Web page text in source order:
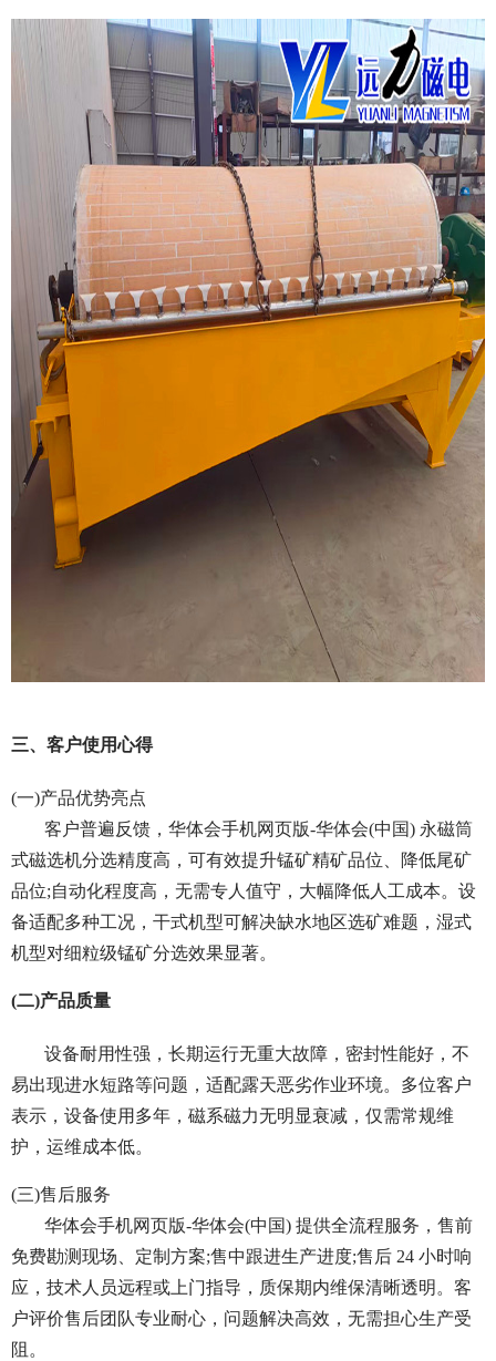
三、客户使用心得
(一)产品优势亮点
客户普遍反馈，华体会手机网页版-华体会(中国) 永磁筒
式磁选机分选精度高，可有效提升锰矿精矿品位、降低尾矿
品位;自动化程度高，无需专人值守，大幅降低人工成本。设
备适配多种工况，干式机型可解决缺水地区选矿难题，湿式
机型对细粒级锰矿分选效果显著。
(二)产品质量
设备耐用性强，长期运行无重大故障，密封性能好，不
易出现进水短路等问题，适配露天恶劣作业环境。多位客户
表示，设备使用多年，磁系磁力无明显衰减，仅需常规维
护，运维成本低。
(三)售后服务
华体会手机网页版-华体会(中国) 提供全流程服务，售前
免费勘测现场、定制方案;售中跟进生产进度;售后 24 小时响
应，技术人员远程或上门指导，质保期内维保清晰透明。客
户评价售后团队专业耐心，问题解决高效，无需担心生产受
阻。